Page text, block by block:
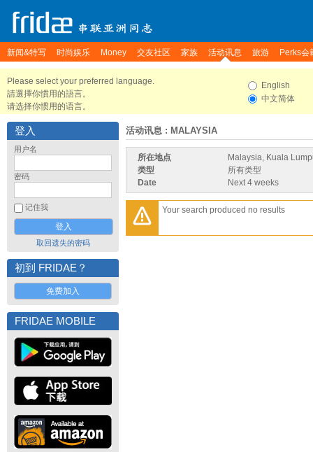
新闻&特写 时尚娱乐 Money 交友社区 家族 活动讯息 旅游 Perks会
Please select your preferred language.
請選擇你慣用的語言。
请选择你惯用的语言。
English
中文简体
登入
用户名
密码
记住我
取回遗失的密码
初到 FRIDAE？
免费加入
FRIDAE MOBILE
活动讯息 : MALAYSIA
所在地点
Malaysia, Kuala
类型
所有类型
Date
Next 4 weeks
Your search produced no results